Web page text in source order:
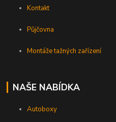
Kontakt
Půjčovna
Montáže tažných zařízení
NAŠE NABÍDKA
Autoboxy